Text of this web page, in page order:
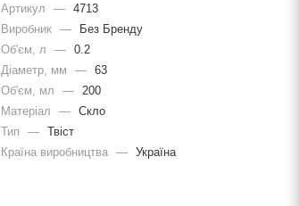
Артикул — 4713
Виробник —
Без Бренду
Об'єм, л
— 0.2
Діаметр, мм
— 63
Об'єм, мл
—
200
Матеріал
— Скло
Тип
— Твіст
Країна виробництва — Україна